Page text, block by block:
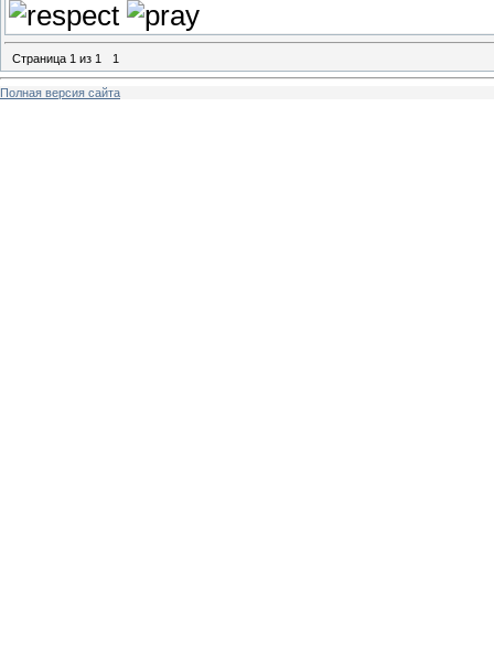
Страница 1 из 1 1
Полная версия сайта